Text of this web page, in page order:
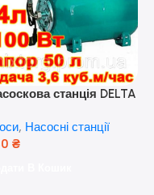
станція DELTA
( Польща)
, Насосні станції
₴